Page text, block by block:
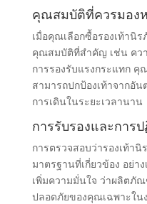
คุณสมบัติที่ควรมอง
เมื่อคุณเลือกซื้อรองเท้านิ
คุณสมบัติที่สำคัญ เช่น คว
การรองรับแรงกระแทก คุ
สามารถปกป้องเท้าจากอั
การเดินในระยะเวลานาน
การรับรองและการ
การตรวจสอบว่ารองเท้า
มาตรฐานที่เกี่ยวข้อง อย่า
เพิ่มความมั่นใจ ว่าผลิตภั
ปลอดภัยของคุณเฉพาะใ